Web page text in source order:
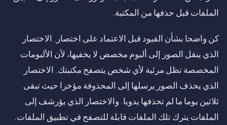
الملفات قبل حذفها من المكتبة.
كن واضحا بشأن القيود قبل الاعتماد على اختصار. الاختصار
الذي ينقل الصور إلى ألبوم مخصص لا يخفيها، لأن الألبومات
المخصصة تظل مرئية لأي شخص يتصفح مكتبتك. الاختصار
الذي يحذف الصور يرسلها إلى المحذوفة مؤخرا حيث تبقى
ثلاثين يوما ما لم تحذفها يدويا. والاختصار الذي يؤرشف إلى
الملفات يترك تلك الملفات قابلة للتصفح في تطبيق الملفات.